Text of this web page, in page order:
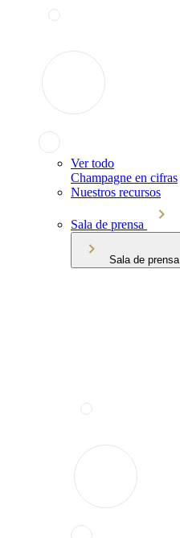
Ver todo
Champagne en cifras
Nuestros recursos
Sala de prensa
Sala de prensa